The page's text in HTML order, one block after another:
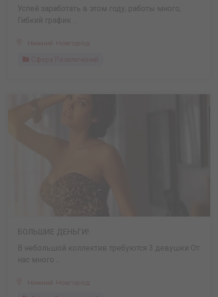
Успей заработать в этом году, работы много,
Гибкий график ...
Нижний Новгород
Сфера Развлечений
В небольшой коллектив требуются 3 девушки От
нас много ...
Нижний Новгород